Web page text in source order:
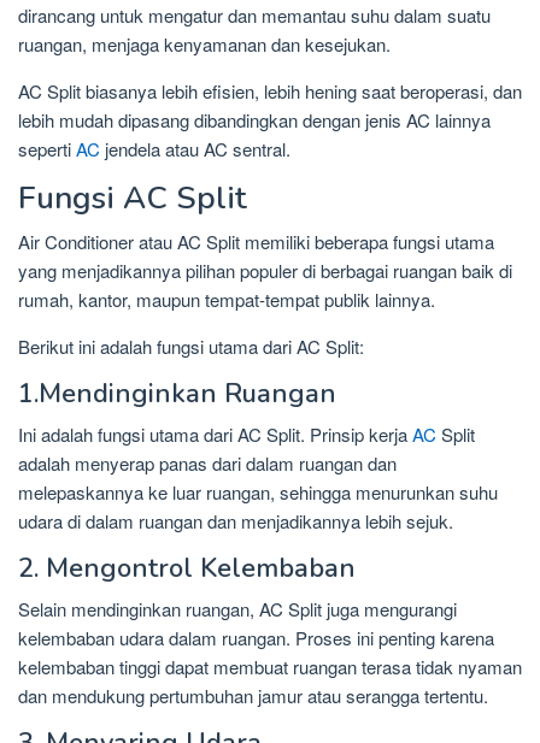
dirancang untuk mengatur dan memantau suhu dalam suatu
ruangan, menjaga kenyamanan dan kesejukan.
AC Split biasanya lebih efisien, lebih hening saat beroperasi, dan
lebih mudah dipasang dibandingkan dengan jenis AC lainnya
sepertiAC jendela atau AC sentral.
Fungsi AC Split
Air Conditioner atau AC Split memiliki beberapa fungsi utama
yang menjadikannya pilihan populer di berbagai ruangan baik di
rumah, kantor, maupun tempat-tempat publik lainnya.
Berikut ini adalah fungsi utama dari AC Split:
1.Mendinginkan Ruangan
Ini adalah fungsi utama dari AC Split. Prinsip kerjaAC Split
adalah menyerap panas dari dalam ruangan dan
melepaskannya ke luar ruangan, sehingga menurunkan suhu
udara di dalam ruangan dan menjadikannya lebih sejuk.
2. Mengontrol Kelembaban
Selain mendinginkan ruangan, AC Split juga mengurangi
kelembaban udara dalam ruangan. Proses ini penting karena
kelembaban tinggi dapat membuat ruangan terasa tidak nyaman
dan mendukung pertumbuhan jamur atau serangga tertentu.